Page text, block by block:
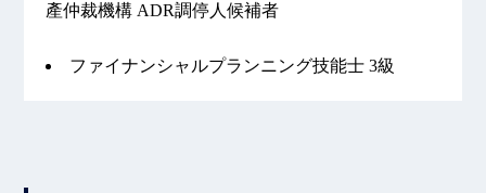
產仲裁機構 ADR調停人候補者
ファイナンシャルプランニング技能士 3級